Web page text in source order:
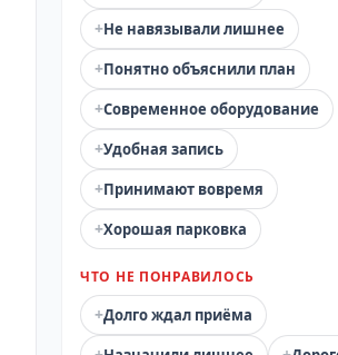
+Не навязывали лишнее
+Понятно объяснили план
+Современное оборудование
+Удобная запись
+Принимают вовремя
+Хорошая парковка
ЧТО НЕ ПОНРАВИЛОСЬ
+Долго ждал приёма